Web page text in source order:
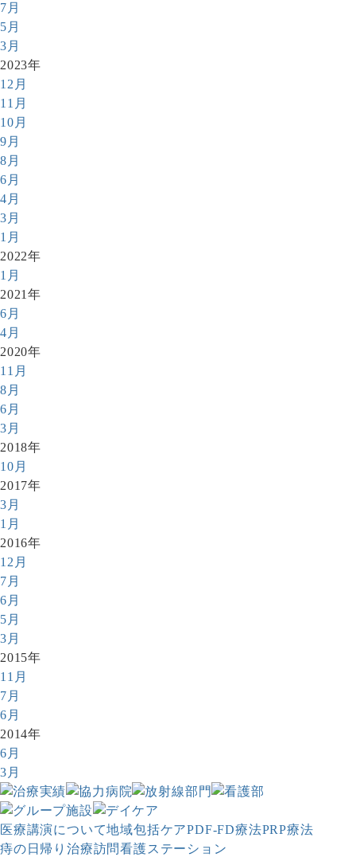
7月
5月
3月
2023年
12月
11月
10月
9月
8月
6月
4月
3月
1月
2022年
1月
2021年
6月
4月
2020年
11月
8月
6月
3月
2018年
10月
2017年
3月
1月
2016年
12月
7月
6月
5月
3月
2015年
11月
7月
6月
2014年
6月
3月
医療講演について地域包括ケアPDF-FD療法PRP療法
痔の日帰り治療訪問看護ステーション